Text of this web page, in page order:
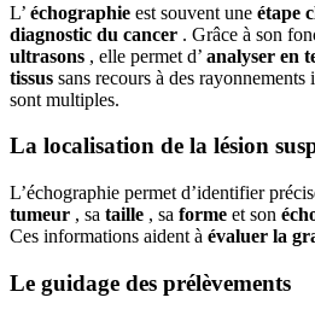
L’ échographie est souvent une étape
diagnostic du cancer . Grâce à son
ultrasons , elle permet d’ analyser en
tissus sans recours à des
sont multiples.
La localisation de la lésion
L’échographie permet d’identifier
tumeur , sa taille , sa forme et son
Ces informations aident à évaluer la
Le guidage des prélèvements